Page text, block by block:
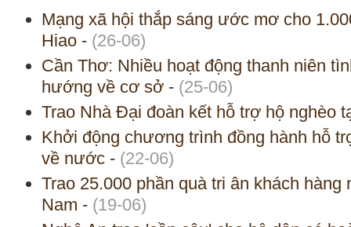
Mạng xã hội thắp sáng ước mơ cho
Hiao - (26-06)
Cần Thơ: Nhiều hoạt động thanh niên
hướng về cơ sở - (25-06)
Trao Nhà Đại đoàn kết hỗ trợ hộ nghèo
Khởi động chương trình đồng hành hỗ
về nước - (22-06)
Trao 25.000 phần quà tri ân khách
Nam - (19-06)